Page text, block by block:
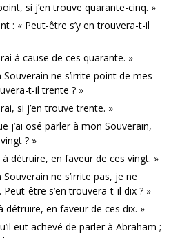
si j’en trouve quarante-cinq. »
: « Peut-être s’y en trouvera-t-il
à cause de ces quarante. »
ne s’irrite point de mes
t-il trente ? »
si j’en trouve trente. »
j’ai osé parler à mon Souverain,
? »
détruire, en faveur de ces vingt. »
ne s’irrite pas, je ne
être s’en trouvera-t-il dix ? »
détruire, en faveur de ces dix. »
eut achevé de parler à Abraham ;